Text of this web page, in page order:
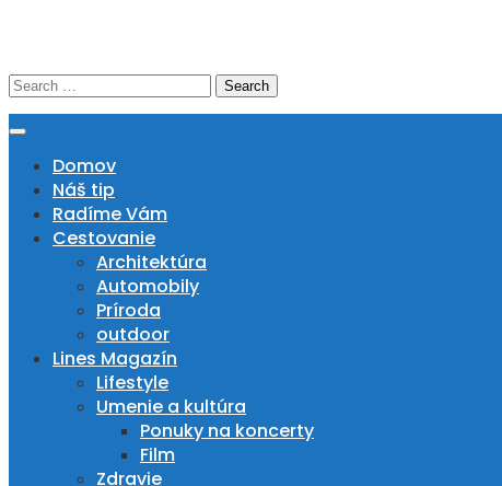
Search
Domov
Náš tip
Radíme Vám
Cestovanie
Architektúra
Automobily
Príroda
outdoor
Lines Magazín
Lifestyle
Umenie a kultúra
Ponuky na koncerty
Film
Zdravie